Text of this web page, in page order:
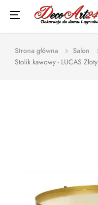
Toggle
navigation
☰
Strona główna Salon
Stolik kawowy - LUCAS Złoty